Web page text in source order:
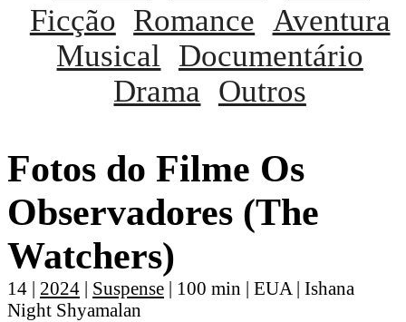
Ficção Romance Aventura
Musical
Documentário
Drama
Outros
Fotos do Filme Os
Observadores (The
Watchers)
14 | 2024 | Suspense | 100 min | EUA | Ishana
Night Shyamalan